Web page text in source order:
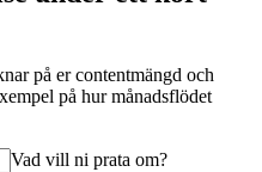
på er contentmängd och
på hur månadsflödet
Vad vill ni prata om?